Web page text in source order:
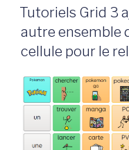
LE
Tutoriels Grid 3
autre ensemble
cellule pour le